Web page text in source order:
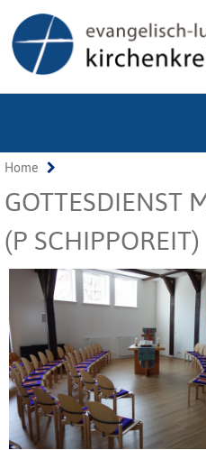
Home
GOTTESDIENST
(P SCHIPPOREIT)